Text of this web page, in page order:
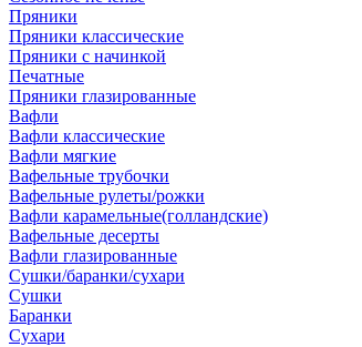
Пряники
Пряники классические
Пряники с начинкой
Печатные
Пряники глазированные
Вафли
Вафли классические
Вафли мягкие
Вафельные трубочки
Вафельные рулеты/рожки
Вафли карамельные(голландские)
Вафельные десерты
Вафли глазированные
Сушки/баранки/сухари
Сушки
Баранки
Сухари